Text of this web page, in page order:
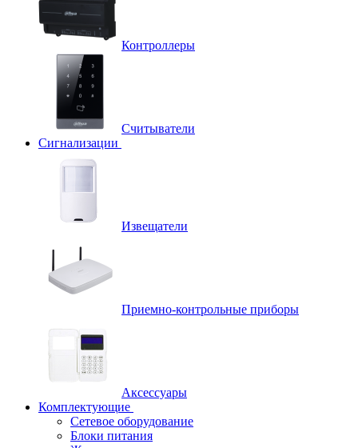
Контроллеры
Считыватели
Сигнализации
Извещатели
Приемно-контрольные приборы
Аксессуары
Комплектующие
Сетевое оборудование
Блоки питания